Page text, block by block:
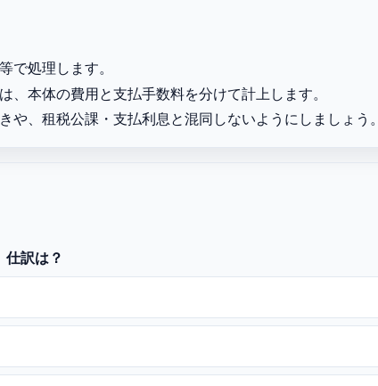
で処理します。
、本体の費用と支払手数料を分けて計上します。
、租税公課・支払利息と混同しないようにしましょう。
仕訳は？